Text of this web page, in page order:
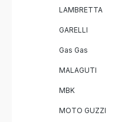
LAMBRETTA
GARELLI
Gas Gas
MALAGUTI
MBK
MOTO GUZZI